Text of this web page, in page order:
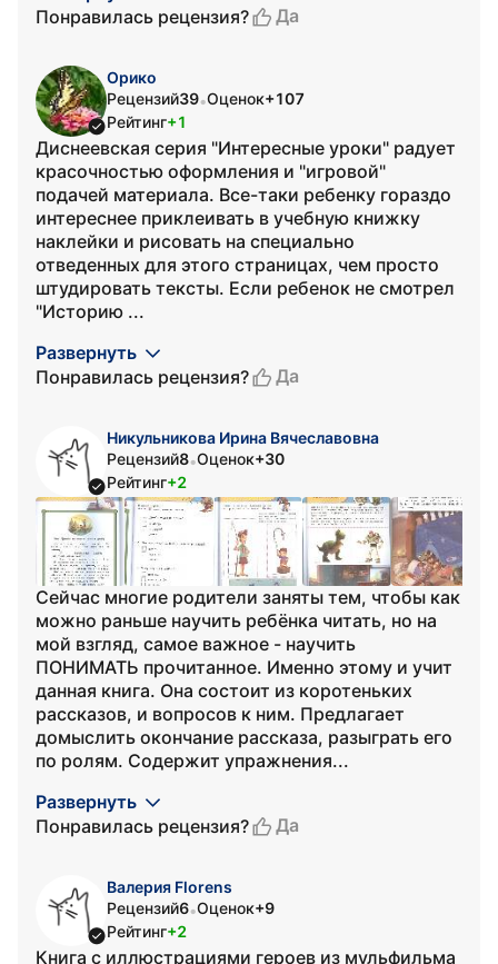
Понравилась рецензия?
Да
Орико
Рецензий39•Оценок+107
Рейтинг+1
Диснеевская серия "Интересные уроки" радует
красочностью оформления и "игровой"
подачей материала. Все-таки ребенку гораздо
интереснее приклеивать в учебную книжку
наклейки и рисовать на специально
отведенных для этого страницах, чем просто
штудировать тексты. Если ребенок не смотрел
"Историю ...
Развернуть
Понравилась рецензия?
Да
Никульникова Ирина Вячеславовна
Рецензий8•Оценок+30
Рейтинг+2
Сейчас многие родители заняты тем, чтобы как
можно раньше научить ребёнка читать, но на
мой взгляд, самое важное - научить
ПОНИМАТЬ прочитанное. Именно этому и учит
данная книга. Она состоит из коротеньких
рассказов, и вопросов к ним. Предлагает
домыслить окончание рассказа, разыграть его
по ролям. Содержит упражнения...
Развернуть
Понравилась рецензия?
Да
Валерия Florens
Рецензий6•Оценок+9
Рейтинг+2
Книга с иллюстрациями героев из мульфильма